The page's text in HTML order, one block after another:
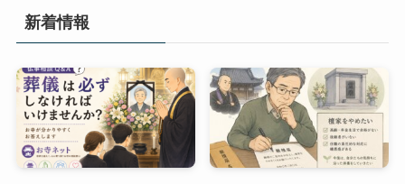
新着情報